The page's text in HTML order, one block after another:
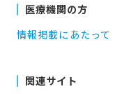
医療機関の方
情報掲載にあたって
関連サイト